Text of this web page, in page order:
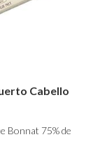
Cabello
Bonnat 75% de